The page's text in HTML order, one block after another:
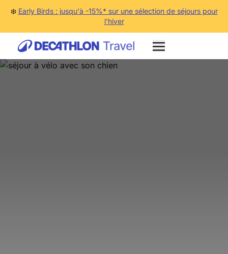
❄️ Early Birds : jusqu'à -15%* sur une sélection de séjours pour
l'hiver